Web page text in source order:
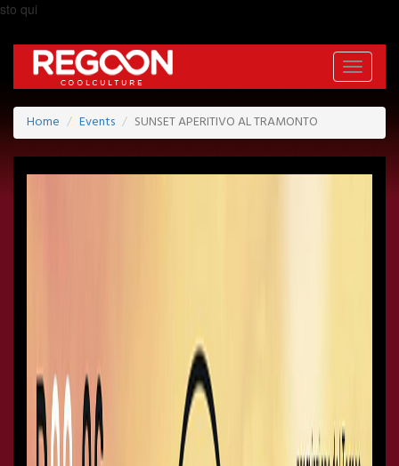
sto qui
Toggle
Home
Events SUNSET APERITIVO AL TRAMONTO